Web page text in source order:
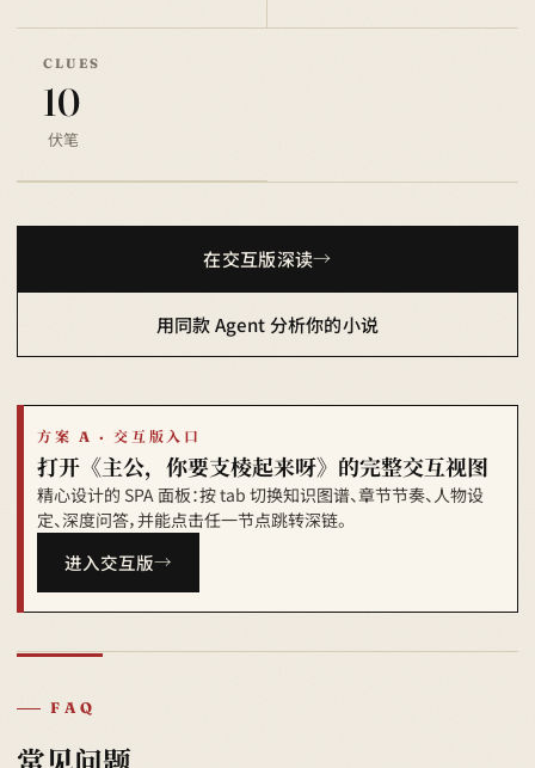
CLUES
10
伏笔
在交互版深读
用同款 Agent 分析你的小说
方案 A · 交互版入口
打开《主公，你要支棱起来呀》的完整交互视图
精心设计的 SPA 面板：按 tab 切换知识图谱、章节节奏、人物设
定、深度问答，并能点击任一节点跳转深链。
进入交互版
FAQ